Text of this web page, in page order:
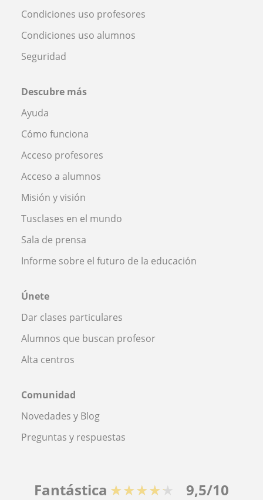
Condiciones uso profesores
Condiciones uso alumnos
Seguridad
Descubre más
Ayuda
Cómo funciona
Acceso profesores
Acceso a alumnos
Misión y visión
Tusclases en el mundo
Sala de prensa
Informe sobre el futuro de la educación
Únete
Dar clases particulares
Alumnos que buscan profesor
Alta centros
Comunidad
Novedades y Blog
Preguntas y respuestas
Fantástica ★★★★★ 9,5/10